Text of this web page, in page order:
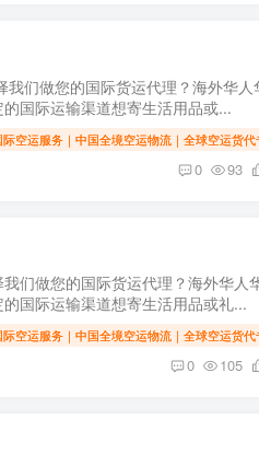
们做您的国际货运代理？海外华人
国际运输渠道想寄生活用品或...
空运服务｜中国全境空运物流｜全球空运货代
0 93
们做您的国际货运代理？海外华人
国际运输渠道想寄生活用品或礼...
空运服务｜中国全境空运物流｜全球空运货代
0 105